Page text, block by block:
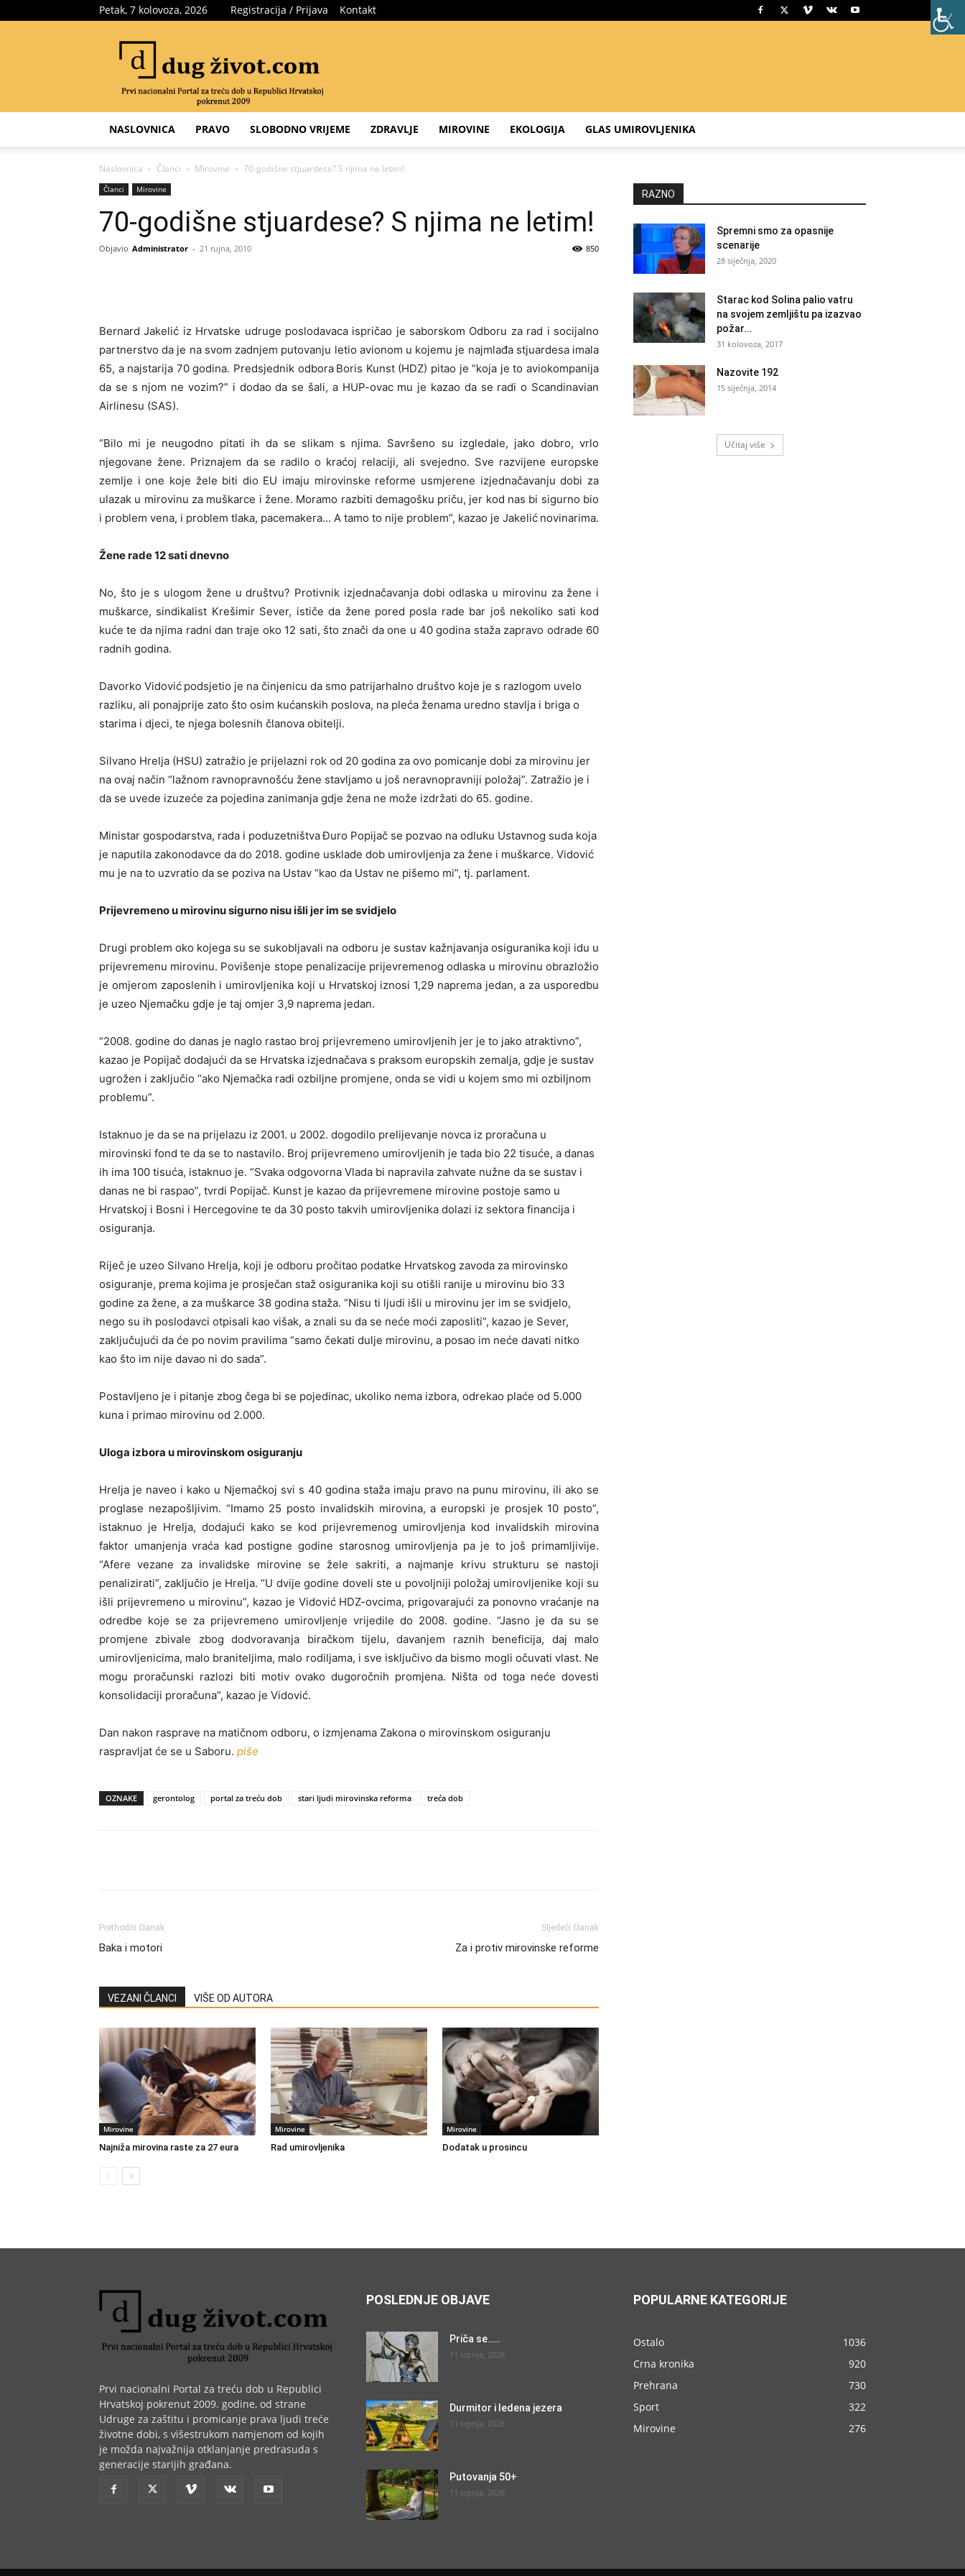
Petak, 7 kolovoza, 2026 Registracija / Prijava Kontakt
za
treću
dob
NASLOVNICA PRAVO SLOBODNO VRIJEME ZDRAVLJE MIROVINE EKOLOGIJA GLAS UMIROVLJENIKA
Naslovnica Članci Mirovine 70-godišne stjuardese? S njima ne letim!
Članci Mirovine
70-godišne stjuardese? S njima ne letim!
Objavio Administrator - 21 rujna, 2010 850
Bernard Jakelić iz Hrvatske udruge poslodavaca ispričao je saborskom Odboru za rad i socijalno
partnerstvo da je na svom zadnjem putovanju letio avionom u kojemu je najmlađa stjuardesa imala
65, anajstarija 70 godina. Predsjednik odbora Boris Kunst (HDZ) pitao je “koja je to aviokompanija
da se s njom ne vozim?” i dodao da se šali, a HUP-ovac mu je kazao da se radi o Scandinavian
Airlinesu (SAS).
“Bilo mi je neugodno pitati ih da se slikam s njima. Savršeno su izgledale, jako dobro, vrlo
njegovane žene. Priznajem da se radilo o kraćoj relaciji, ali svejedno. Sve razvijene europske
zemlje i one koje žele biti dio EU imaju mirovinske reforme usmjerene izjednačavanju dobi za
ulazak u mirovinu za muškarce i žene. Moramo razbiti demagošku priču, jer kod nas bi sigurno bio
i problem vena, i problem tlaka, pacemakera… A tamo to nije problem”, kazao je Jakelić novinarima.
Žene rade 12 sati dnevno
No, što je s ulogom žene u društvu? Protivnik izjednačavanja dobi odlaska u mirovinu za žene i
muškarce, sindikalist Krešimir Sever, ističe da žene pored posla rade bar još nekoliko sati kod
kuće te da njima radni dan traje oko 12 sati, što znači da one u 40 godina staža zapravo odrade 60
radnih godina.
Davorko Vidović podsjetio je na činjenicu da smo patrijarhalno društvo koje je s razlogom uvelo
razliku, ali ponajprije zato što osim kućanskih poslova, na pleća ženama uredno stavlja i briga o
starima i djeci, te njega bolesnih članova obitelji.
Silvano Hrelja (HSU) zatražio je prijelazni rok od 20 godina za ovo pomicanje dobi za mirovinu jer
na ovaj način “lažnom ravnopravnošću žene stavljamo u još neravnopravniji položaj”. Zatražio je i
da se uvede izuzeće za pojedina zanimanja gdje žena ne može izdržati do 65. godine.
Ministar gospodarstva, rada i poduzetništvaĐuro Popijač se pozvao na odluku Ustavnog suda koja
je naputila zakonodavce da do 2018. godine usklade dob umirovljenja za žene i muškarce. Vidović
mu je na to uzvratio da se poziva na Ustav “kao da Ustav ne pišemo mi”, tj. parlament.
Prijevremeno u mirovinu sigurno nisu išli jer im se svidjelo
Drugi problem oko kojega su se sukobljavali na odboru je sustav kažnjavanja osiguranika koji idu u
prijevremenu mirovinu. Povišenje stope penalizacije prijevremenog odlaska u mirovinu obrazložio
je omjerom zaposlenih i umirovljenika koji u Hrvatskoj iznosi 1,29 naprema jedan, a za usporedbu
je uzeo Njemačku gdje je taj omjer 3,9 naprema jedan.
“2008. godine do danas je naglo rastao broj prijevremeno umirovljenih jer je to jako atraktivno”,
kazao je Popijač dodajući da se Hrvatska izjednačava s praksom europskih zemalja, gdje je sustav
ugrožen i zaključio “ako Njemačka radi ozbiljne promjene, onda se vidi u kojem smo mi ozbiljnom
problemu”.
Istaknuo je da se na prijelazu iz 2001. u 2002. dogodilo prelijevanje novca iz proračuna u
mirovinski fond te da se to nastavilo. Broj prijevremeno umirovljenih je tada bio 22 tisuće, a danas
ih ima 100 tisuća, istaknuo je. “Svaka odgovorna Vlada bi napravila zahvate nužne da se sustav i
danas ne bi raspao”, tvrdi Popijač. Kunst je kazao da prijevremene mirovine postoje samo u
Hrvatskoj i Bosni i Hercegovine te da 30 posto takvih umirovljenika dolazi iz sektora financija i
osiguranja.
Riječ je uzeo Silvano Hrelja, koji je odboru pročitao podatke Hrvatskog zavoda za mirovinsko
osiguranje, prema kojima je prosječan staž osiguranika koji su otišli ranije u mirovinu bio 33
godine za žene, a za muškarce 38 godina staža. “Nisu ti ljudi išli u mirovinu jer im se svidjelo,
nego su ih poslodavci otpisali kao višak, a znali su da se neće moći zaposliti”, kazao je Sever,
zaključujući da će po novim pravilima “samo čekati dulje mirovinu, a posao im neće davati nitko
kao što im nije davao ni do sada”.
Postavljeno je i pitanje zbog čega bi se pojedinac, ukoliko nema izbora, odrekao plaće od 5.000
kuna i primao mirovinu od 2.000.
Uloga izbora u mirovinskom osiguranju
Hrelja je naveo i kako u Njemačkoj svi s 40 godina staža imaju pravo na punu mirovinu, ili ako se
proglase nezapošljivim. “Imamo 25 posto invalidskih mirovina, a europski je prosjek 10 posto”,
istaknuo je Hrelja, dodajući kako se kod prijevremenog umirovljenja kod invalidskih mirovina
faktor umanjenja vraća kad postigne godine starosnog umirovljenja pa je to još primamljivije.
“Afere vezane za invalidske mirovine se žele sakriti, a najmanje krivu strukturu se nastoji
penalizirati”, zaključio je Hrelja. “U dvije godine doveli ste u povoljniji položaj umirovljenike koji su
išli prijevremeno u mirovinu”, kazao je Vidović HDZ-ovcima, prigovarajući za ponovno vraćanje na
odredbe koje se za prijevremeno umirovljenje vrijedile do 2008. godine. “Jasno je da su se
promjene zbivale zbog dodvoravanja biračkom tijelu, davanjem raznih beneficija, daj malo
umirovljenicima, malo braniteljima, malo rodiljama, i sve isključivo da bismo mogli očuvati vlast. Ne
mogu proračunski razlozi biti motiv ovako dugoročnih promjena. Ništa od toga neće dovesti
konsolidaciji proračuna”, kazao je Vidović.
Dan nakon rasprave na matičnom odboru, o izmjenama Zakona o mirovinskom osiguranju
raspravljat će se u Saboru. piše
OZNAKE gerontolog portal za treću dob stari ljudi mirovinska reforma treća dob
Prethodni članak
Baka i motori
Sljedeći članak
Za i protiv mirovinske reforme
VEZANI ČLANCI VIŠE OD AUTORA
Mirovine
Najniža mirovina raste za 27 eura
Mirovine
Rad umirovljenika
Mirovine
Dodatak u prosincu
RAZNO
Spremni smo za opasnije
scenarije
28 siječnja, 2020
Starac kod Solina palio vatru
na svojem zemljištu pa izazvao
požar...
31 kolovoza, 2017
Nazovite 192
15 siječnja, 2014
Učitaj više
Prvi nacionalni Portal za treću dob u Republici
Hrvatskoj pokrenut 2009. godine, od strane
Udruge za zaštitu i promicanje prava ljudi treće
životne dobi, s višestrukom namjenom od kojih
je možda najvažnija otklanjanje predrasuda s
generacije starijih građana.
POSLEDNJE OBJAVE
Priča se…..
11 srpnja, 2026
Durmitor i ledena jezera
11 srpnja, 2026
Putovanja 50+
11 srpnja, 2026
POPULARNE KATEGORIJE
Ostalo
1036
Crna kronika
920
Prehrana
730
Sport
322
Mirovine
276